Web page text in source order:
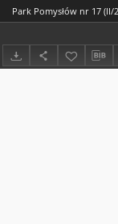
Park Pomysłów nr 17 (II/